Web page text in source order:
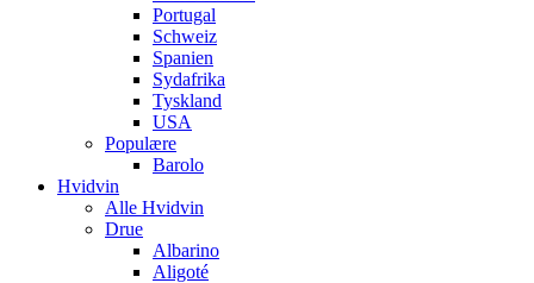
Portugal
Schweiz
Spanien
Sydafrika
Tyskland
USA
Populære
Barolo
Hvidvin
Alle Hvidvin
Drue
Albarino
Aligoté